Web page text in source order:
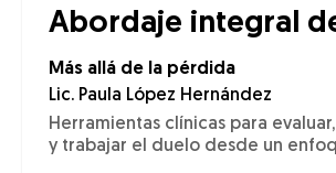
Abordaje integral
Más allá de la pérdida
Lic. Paula López Hernández
Herramientas clínicas para
y trabajar el duelo desde un